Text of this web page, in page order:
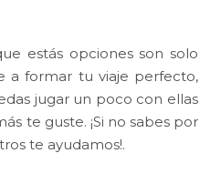
estás opciones son solo
a formar tu viaje perfecto,
jugar un poco con ellas
te guste. ¡Si no sabes por
te ayudamos!.